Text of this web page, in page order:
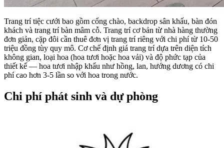
Trang trí tiệc cưới bao gồm cổng chào, backdrop sân khấu, bàn đón
khách và trang trí bàn mâm cỗ. Trang trí cơ bản từ nhà hàng thường
đơn giản, cặp đôi cần thuê đơn vị trang trí riêng với chi phí từ 10-50
triệu đồng tùy quy mô. Cơ chế định giá trang trí dựa trên diện tích
không gian, loại hoa (hoa tươi hoặc hoa vải) và độ phức tạp của
thiết kế — hoa tươi nhập khẩu như hồng, lan, hướng dương có chi
phí cao hơn 3-5 lần so với hoa trong nước.
Chi phí phát sinh và dự phòng